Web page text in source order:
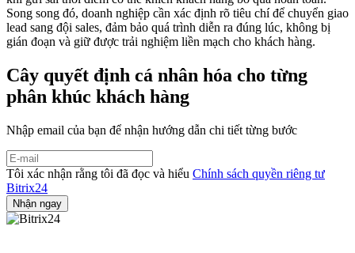
Song song đó, doanh nghiệp cần xác định rõ tiêu chí để chuyển giao
lead sang đội sales, đảm bảo quá trình diễn ra đúng lúc, không bị
gián đoạn và giữ được trải nghiệm liền mạch cho khách hàng.
Cây quyết định cá nhân hóa cho từng
phân khúc khách hàng
Nhập email của bạn để nhận hướng dẫn chi tiết từng bước
Tôi xác nhận rằng tôi đã đọc và hiểu Chính sách quyền riêng tư
Bitrix24